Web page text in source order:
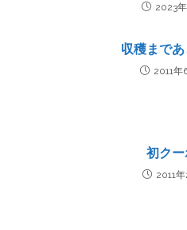
2023
収穫まであ
2011年
初ク
2011